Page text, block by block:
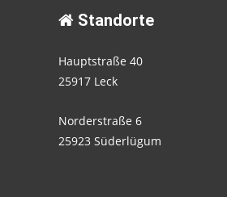
Standorte
Hauptstraße 40
25917 Leck
Norderstraße 6
25923 Süderlügum